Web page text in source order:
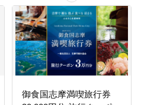
御食国志摩満喫旅行券